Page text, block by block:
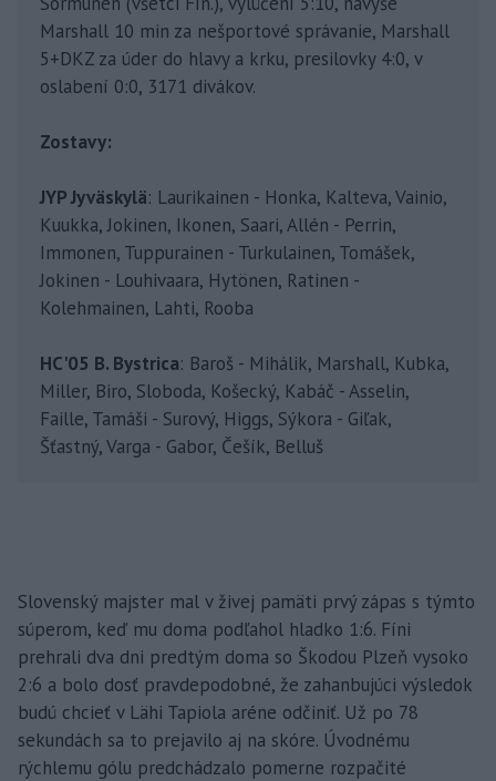
Marshall 10 min za nešportové správanie, Marshall
5+DKZ za úder do hlavy a krku, presilovky 4:0, v
oslabení 0:0, 3171 divákov.
Zostavy:
JYP Jyväskylä: Laurikainen - Honka, Kalteva, Vainio,
Kuukka, Jokinen, Ikonen, Saari, Allén - Perrin,
Immonen, Tuppurainen - Turkulainen, Tomášek,
Jokinen - Louhivaara, Hytönen, Ratinen -
Kolehmainen, Lahti, Rooba
HC'05 B. Bystrica: Baroš - Mihálik, Marshall, Kubka,
Miller, Biro, Sloboda, Košecký, Kabáč - Asselin,
Faille, Tamáši - Surový, Higgs, Sýkora - Giľak,
Šťastný, Varga - Gabor, Češík, Belluš
Slovenský majster mal v živej pamäti prvý zápas s týmto
súperom, keď mu doma podľahol hladko 1:6. Fíni
prehrali dva dni predtým doma so Škodou Plzeň vysoko
2:6 a bolo dosť pravdepodobné, že zahanbujúci výsledok
budú chcieť v Lähi Tapiola aréne odčiniť. Už po 78
sekundách sa to prejavilo aj na skóre. Úvodnému
rýchlemu gólu predchádzalo pomerne rozpačité